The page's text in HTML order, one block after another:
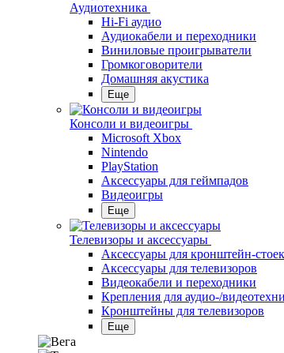
Аудиотехника
Hi-Fi аудио
Аудиокабели и переходники
Виниловые проигрыватели
Громкоговорители
Домашняя акустика
Еще
Консоли и видеоигры
Microsoft Xbox
Nintendo
PlayStation
Аксессуары для геймпадов
Видеоигры
Еще
Телевизоры и аксессуары
Аксессуары для кронштейн-стоек
Аксессуары для телевизоров
Видеокабели и переходники
Крепления для аудио-/
Кронштейны для телевизоров
Еще